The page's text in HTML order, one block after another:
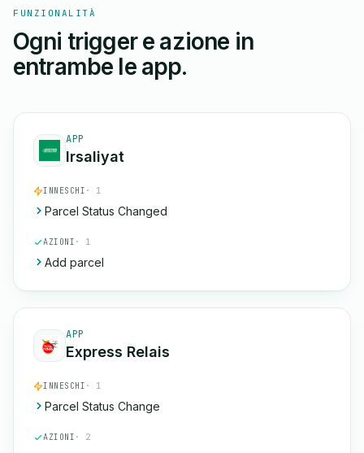
FUNZIONALITÀ
Ogni trigger e azione in
entrambe le app.
APP
Irsaliyat
INNESCHI · 1
Parcel Status Changed
AZIONI · 1
Add parcel
APP
Express Relais
INNESCHI · 1
Parcel Status Change
AZIONI · 2